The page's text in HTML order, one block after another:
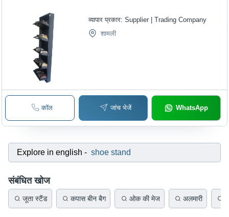
व्यापार प्रकार:Supplier | Trading Company
शामली
कॉल जांच भेजें WhatsApp
Explore in english - shoe stand
संबंधित खोज
जूता स्टैंड कपास बीन बैग ओक की मेज अलमारी